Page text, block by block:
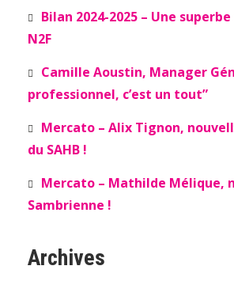
Bilan 2024-2025 – Une
N2F
Camille Aoustin, Manager
professionnel, c’est un tout”
Mercato – Alix Tignon,
du SAHB !
Mercato – Mathilde Mélique,
Sambrienne !
Archives